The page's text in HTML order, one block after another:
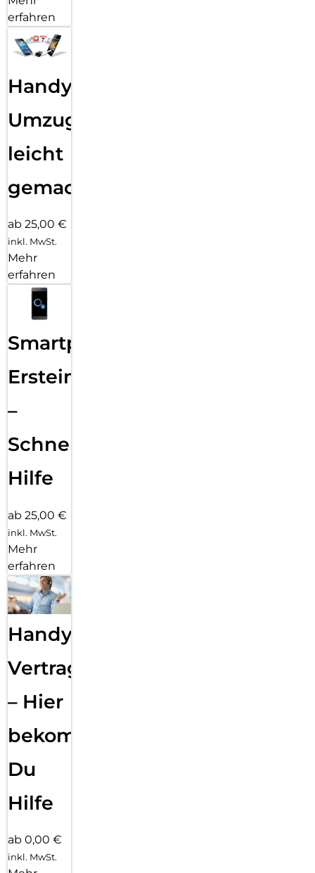
erfahren
Handy
Umzug
leicht
gemacht!
ab 25,00 €
inkl. MwSt.
Mehr
erfahren
Smartphone
Ersteinrichtung
–
Schnelle
Hilfe
ab 25,00 €
inkl. MwSt.
Mehr
erfahren
Handy
Vertragsabwicklung
– Hier
bekommst
Du
Hilfe
ab 0,00 €
inkl. MwSt.